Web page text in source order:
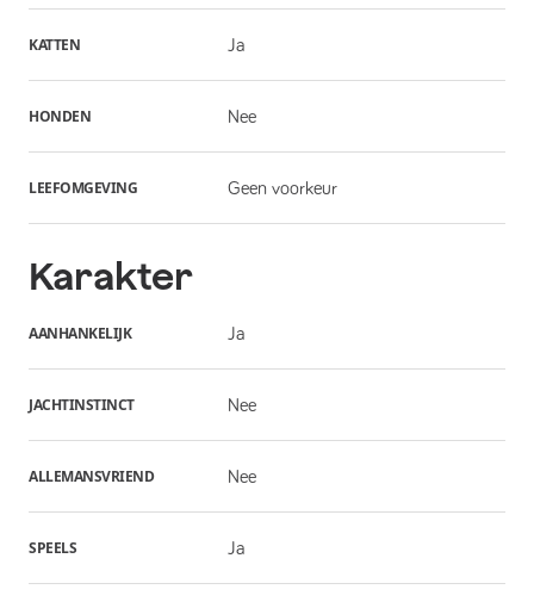
KATTEN Ja
HONDEN Nee
LEEFOMGEVING Geen voorkeur
Karakter
AANHANKELIJK Ja
JACHTINSTINCT Nee
ALLEMANSVRIEND Nee
SPEELS Ja